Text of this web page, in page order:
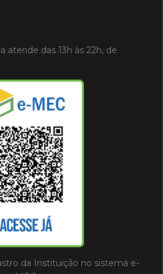
atende das 13h às 22h, de
da Instituição no sistema e-